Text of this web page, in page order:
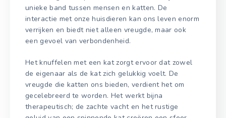
unieke band tussen mensen en katten. De
interactie met onze huisdieren kan ons leven enorm
verrijken en biedt niet alleen vreugde, maar ook
een gevoel van verbondenheid.
Het knuffelen met een kat zorgt ervoor dat zowel
de eigenaar als de kat zich gelukkig voelt. De
vreugde die katten ons bieden, verdient het om
gecelebreerd te worden. Het werkt bijna
therapeutisch; de zachte vacht en het rustige